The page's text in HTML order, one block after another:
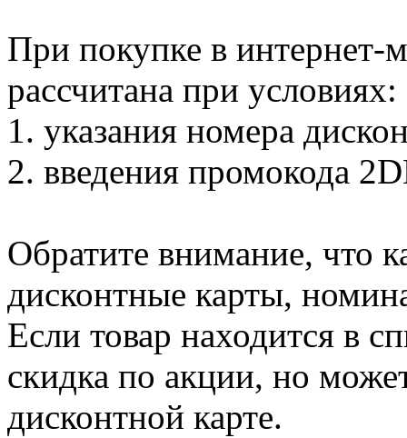
При покупке в интернет-
рассчитана при условиях:
1. указания номера
2. введения промокода
Обратите внимание, что
дисконтные карты,
Если товар находится в
скидка по акции, но
дисконтной карте.